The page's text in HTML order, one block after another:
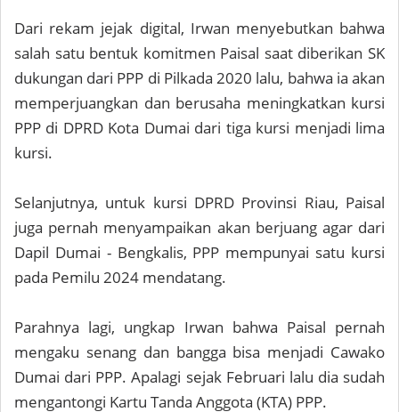
Dari rekam jejak digital, Irwan menyebutkan bahwa
salah satu bentuk komitmen Paisal saat diberikan SK
dukungan dari PPP di Pilkada 2020 lalu, bahwa ia akan
memperjuangkan dan berusaha meningkatkan kursi
PPP di DPRD Kota Dumai dari tiga kursi menjadi lima
kursi.
Selanjutnya, untuk kursi DPRD Provinsi Riau, Paisal
juga pernah menyampaikan akan berjuang agar dari
Dapil Dumai - Bengkalis, PPP mempunyai satu kursi
pada Pemilu 2024 mendatang.
Parahnya lagi, ungkap Irwan bahwa Paisal pernah
mengaku senang dan bangga bisa menjadi Cawako
Dumai dari PPP. Apalagi sejak Februari lalu dia sudah
mengantongi Kartu Tanda Anggota (KTA) PPP.